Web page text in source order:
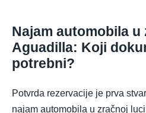
Najam automobila
Aguadilla: Koji
potrebni?
Potvrda rezervacije je prva
najam automobila u zračnoj